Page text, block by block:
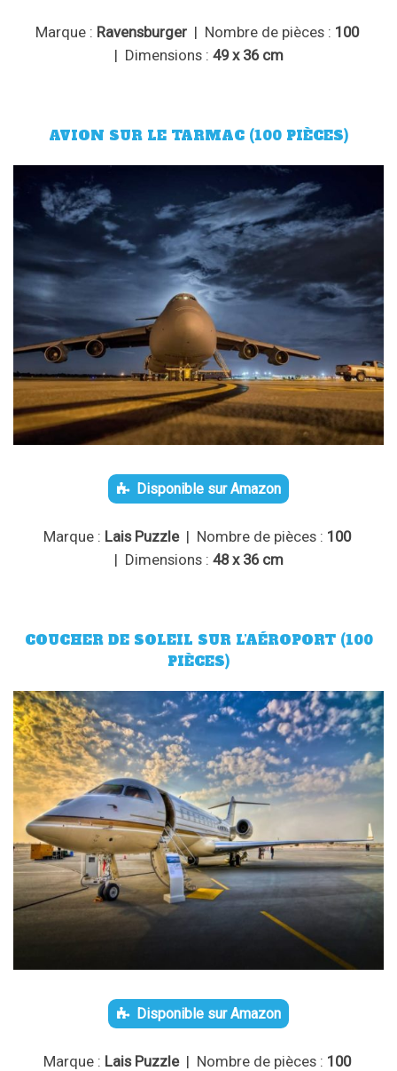
Marque : Ravensburger| Nombre de pièces : 100
| Dimensions : 49 x 36 cm
AVION SUR LE TARMAC (100 PIÈCES)
Disponible sur Amazon
Marque : Lais Puzzle| Nombre de pièces : 100
| Dimensions : 48 x 36 cm
COUCHER DE SOLEIL SUR L’AÉROPORT (100
PIÈCES)
Disponible sur Amazon
Marque : Lais Puzzle| Nombre de pièces : 100